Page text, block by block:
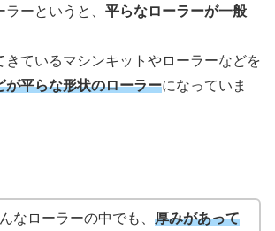
ーというと、 平らなローラーが一般
きているマシンキットやローラーなどを
が平らな形状のローラーになっていま
なローラーの中でも、 厚みがあって